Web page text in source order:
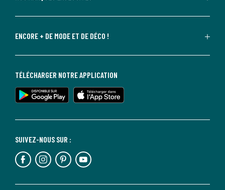
ENCORE + DE MODE ET DE DÉCO !
SUIVEZ-NOUS SUR :
TÉLÉCHARGER NOTRE APPLICATION